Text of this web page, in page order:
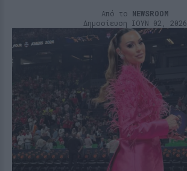
Από το NEWSROOM
Δημοσίευση ΙΟΥΝ 02, 2026